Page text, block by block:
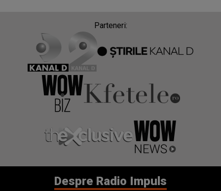
Parteneri:
Despre Radio Impuls